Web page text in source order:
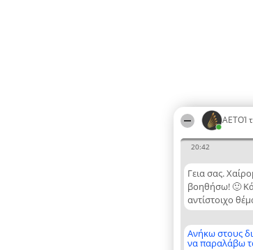
ΑΕΤΟΊ
20:42
Γεια σας.
βοηθήσω! 🙂
αντίστοιχο
Ανήκω στους
να παραλάβω